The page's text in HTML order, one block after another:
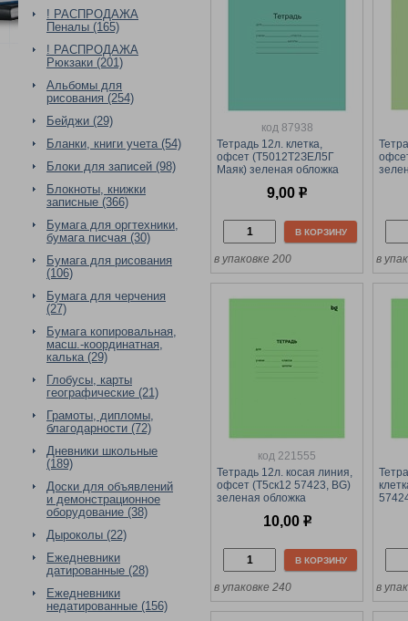
! РАСПРОДАЖА
Пеналы (165)
! РАСПРОДАЖА
Рюкзаки (201)
Альбомы для
рисования (254)
Бейджи (29)
Бланки, книги учета (54)
Блоки для записей (98)
Блокноты, книжки
записные (366)
Бумага для оргтехники,
бумага писчая (30)
Бумага для рисования
(106)
Бумага для черчения
(27)
Бумага копировальная,
масш.-координатная,
калька (29)
Глобусы, карты
географические (21)
Грамоты, дипломы,
благодарности (72)
Дневники школьные
(189)
Доски для объявлений
и демонстрационное
оборудование (38)
Дыроколы (22)
Ежедневники
датированные (28)
Ежедневники
недатированные (156)
код 87938
Тетрадь 12л. клетка,
офсет (Т5012Т2ЗЕЛ5Г
Маяк) зеленая обложка
9,00 р
В КОРЗИНУ
в упаковке 200 в
код 221555
Тетрадь 12л. косая линия,
офсет (Т5ск12 57423, BG)
зеленая обложка
10,00 р
В КОРЗИНУ
в упаковке 240 в